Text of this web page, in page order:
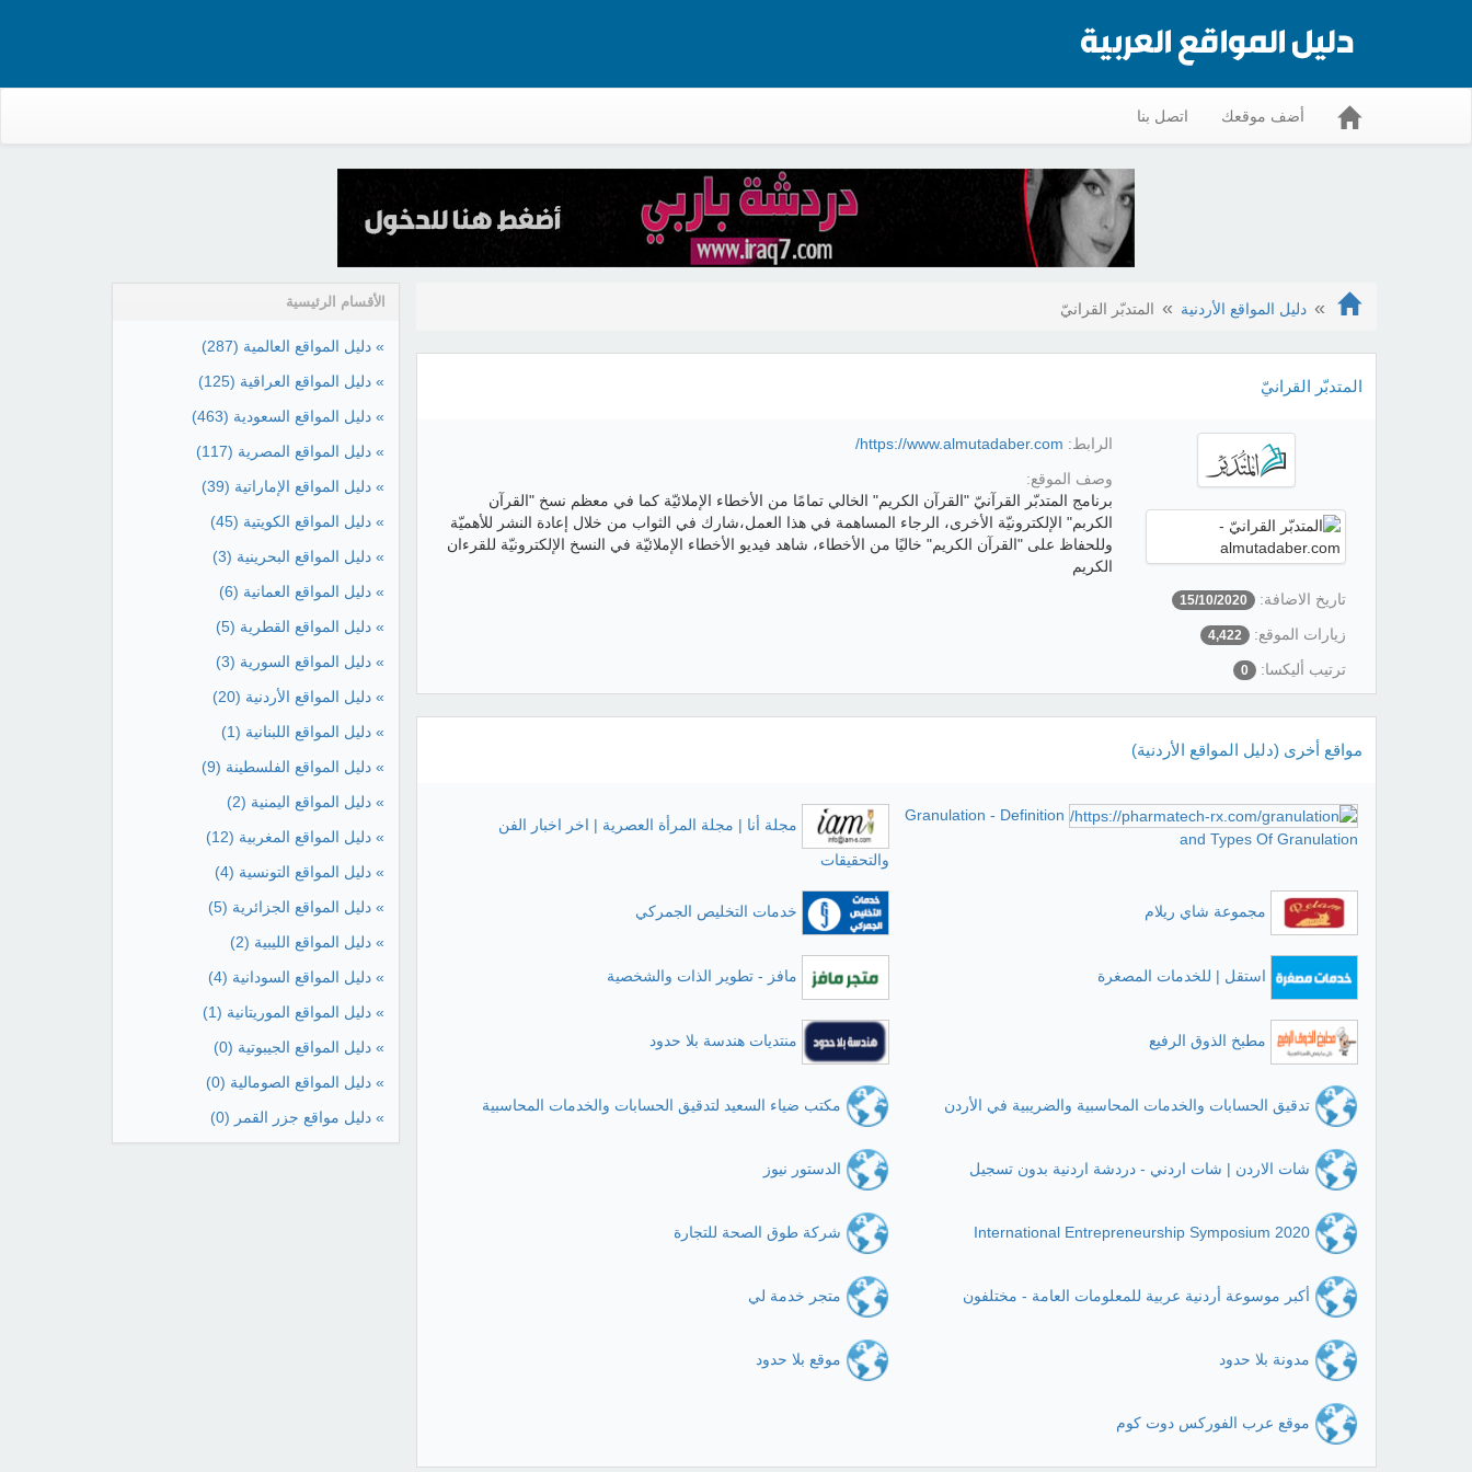
أضف موقعك اتصل بنا
دليل المواقع الأردنية المتدبّر القرانيّ
المتدبّر القرانيّ
الرابط: https://www.almutadaber.com/
وصف الموقع:
‎برنامج المتدبّر القرآنيّ "القرآن الكريم" الخالي تمامًا من الأخطاء الإملائيّة كما في معظم نسخ "القرآن
الكربم" الإلكترونيّة الأخرى، الرجاء المساهمة في هذا العمل،شارك في الثواب من خلال إعادة النشر للأهميّة
وللحفاظ على "القرآن الكريم" خاليًا من الأخطاء، شاهد فيديو الأخطاء الإملائيّة في النسخ الإلكترونيّة للقرءان
الكريم
تاريخ الاضافة:
15/10/2020
زيارات الموقع: 4,422
ترتيب أليكسا: 0
مواقع أخرى (دليل المواقع الأردنية)
Granulation - Definition
and Types Of Granulation
مجلة أنا | مجلة المرأة العصرية | اخر اخبار الفن
والتحقيقات
مجموعة شاي ريلام خدمات التخليص الجمركي
استقل | للخدمات المصغرة مافز - تطوير الذات والشخصية
مطبخ الذوق الرفيع منتديات هندسة بلا حدود
تدقيق الحسابات والخدمات المحاسبية والضريبية في الأردن مكتب ضياء السعيد لتدقيق الحسابات والخدمات المحاسبية
شات الاردن | شات اردني - دردشة اردنية بدون تسجيل الدستور نيوز
International Entrepreneurship Symposium 2020 شركة طوق الصحة للتجارة
أكبر موسوعة أردنية عربية للمعلومات العامة - مختلفون متجر خدمة لي
مدونة بلا حدود موقع بلا حدود
موقع عرب الفوركس دوت كوم
الأقسام الرئيسية
» دليل المواقع العالمية (287)
» دليل المواقع العراقية (125)
» دليل المواقع السعودية (463)
» دليل المواقع المصرية (117)
» دليل المواقع الإماراتية (39)
» دليل المواقع الكويتية (45)
» دليل المواقع البحرينية (3)
» دليل المواقع العمانية (6)
» دليل المواقع القطرية (5)
» دليل المواقع السورية (3)
» دليل المواقع الأردنية (20)
» دليل المواقع اللبنانية (1)
» دليل المواقع الفلسطينة (9)
» دليل المواقع اليمنية (2)
» دليل المواقع المغربية (12)
» دليل المواقع التونسية (4)
» دليل المواقع الجزائرية (5)
» دليل المواقع الليبية (2)
» دليل المواقع السودانية (4)
» دليل المواقع الموريتانية (1)
» دليل المواقع الجيبوتية (0)
» دليل المواقع الصومالية (0)
» دليل مواقع جزر القمر (0)